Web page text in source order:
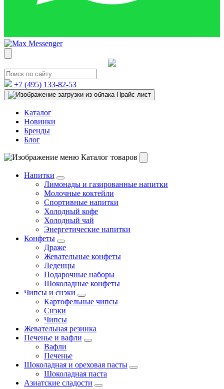
+7 (495) 133-82-53
Прайс лист
Каталог
Новинки
Бренды
Блог
Каталог товаров
Напитки
Лимонады и газированные напитки
Молочные коктейли
Спортивные напитки
Холодный кофе
Холодный чай
Энергетические напитки
Конфеты
Драже
Жевательные конфеты
Леденцы
Подарочные наборы
Шоколадные конфеты
Чипсы и снэки
Картофельные чипсы
Снэки
Чипсы
Жевательная резинка
Печенье и вафли
Вафли
Печенье
Шоколадная и ореховая пасты
Шоколадная паста
Азиатские сладости